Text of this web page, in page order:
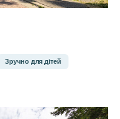
Зручно для дітей